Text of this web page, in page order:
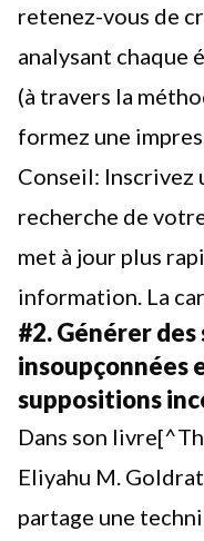
retenez-vous de
analysant chaque
(à travers la
formez une
Conseil: Inscrivez
recherche de
met à jour plus
information. La
#2. Générer
insoupçonnées
suppositions
Dans son
Eliyahu M.
partage une